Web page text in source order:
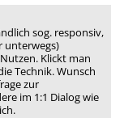
sog. responsiv,
unterwegs)
Klickt man
Technik. Wunsch
zur
im 1:1 Dialog wie